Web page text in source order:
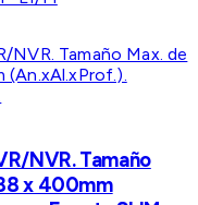
NVR. Tamaño
x 400mm